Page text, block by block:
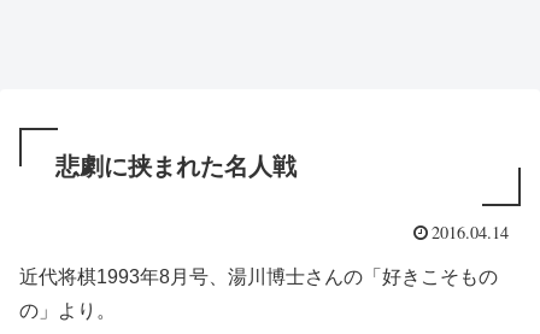
悲劇に挟まれた名人戦
2016.04.14
近代将棋1993年8月号、湯川博士さんの「好きこそもの
の」より。